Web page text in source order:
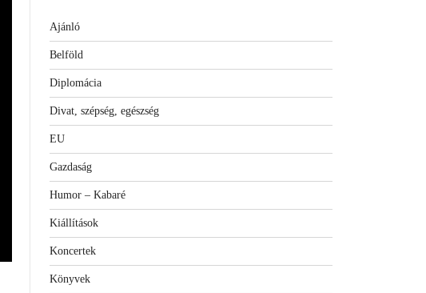
Ajánló
Belföld
Diplomácia
Divat, szépség, egészség
EU
Gazdaság
Humor – Kabaré
Kiállítások
Koncertek
Könyvek